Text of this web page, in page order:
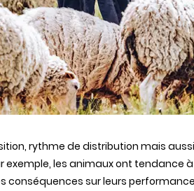
rythme de distribution mais
les animaux ont tendance
conséquences sur leurs